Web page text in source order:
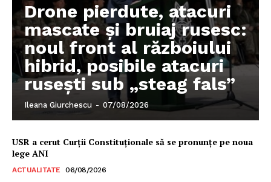
Drone pierdute, atacuri
mascate și bruiaj rusesc:
noul front al războiului
hibrid, posibile atacuri
rusești sub „steag fals”
Ileana Giurchescu - 07/08/2026
USR a cerut Curții Constituționale să se pronunțe pe noua
lege ANI
ACTUALITATE 06/08/2026